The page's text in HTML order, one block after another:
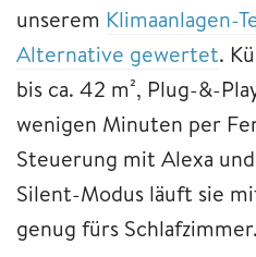
unserem Klimaanlagen-
Alternative gewertet.
bis ca. 42 m², Plug-&-
wenigen Minuten per
Steuerung mit Alexa
Silent-Modus läuft sie
genug fürs Schlafzimmer.